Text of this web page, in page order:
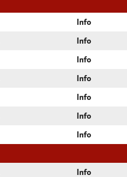
Info
Info
Info
Info
Info
Info
Info
Info